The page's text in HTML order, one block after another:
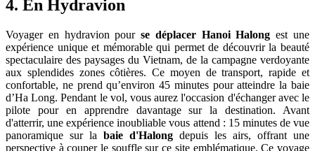
4. En Hydravion
Voyager en hydravion pourse déplacer Hanoi Halong est une
expérience unique et mémorable qui permet de découvrir la beauté
spectaculaire des paysages du Vietnam, de la campagne verdoyante
aux splendides zones côtières. Ce moyen de transport, rapide et
confortable, ne prend qu’environ 45 minutes pour atteindre la baie
d’Ha Long. Pendant le vol, vous aurez l'occasion d'échanger avec le
pilote pour en apprendre davantage sur la destination. Avant
d'atterrir, une expérience inoubliable vous attend : 15 minutes de vue
panoramique sur la baie d'Halong depuis les airs, offrant une
perspective à couper le souffle sur ce site emblématique. Ce voyage